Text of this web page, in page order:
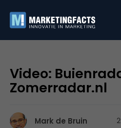
Video:
Zomerradar.nl
Mark de Bruin